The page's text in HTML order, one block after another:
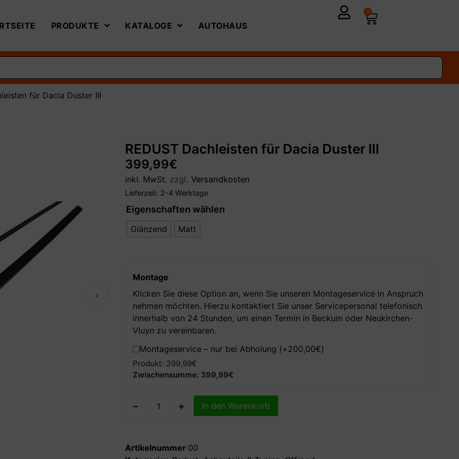
PRODUKTE KATALOGE AUTOHAUS
0
für Dacia Duster III
›
REDUST Dachleisten für Dacia Duster III
399,99€
inkl. MwSt. zzgl. Versandkosten
Lieferzeit: 2-4 Werktage
Eigenschaften wählen
Glänzend Matt
Montage
Klicken Sie diese Option an, wenn Sie unseren Montageservice in Anspruch
nehmen möchten. Hierzu kontaktiert Sie unser Servicepersonal telefonisch
innerhalb von 24 Stunden, um einen Termin in Beckum oder Neukirchen-
Vluyn zu vereinbaren.
Montageservice – nur bei Abholung (+200,00€)
Produkt: 399,99€
Zwischensumme: 399,99€
– + In den Warenkorb
Artikelnummer 00